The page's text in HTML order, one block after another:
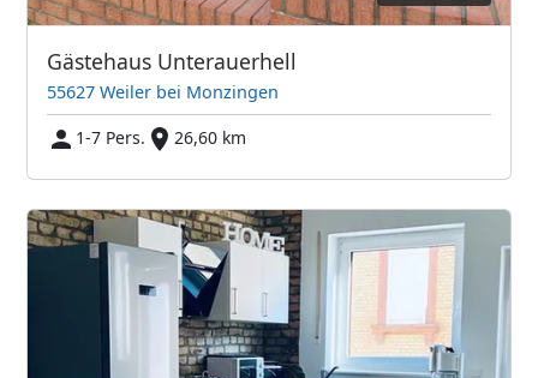
Gästehaus Unterauerhell
55627 Weiler bei Monzingen
1-7 Pers.
26,60 km